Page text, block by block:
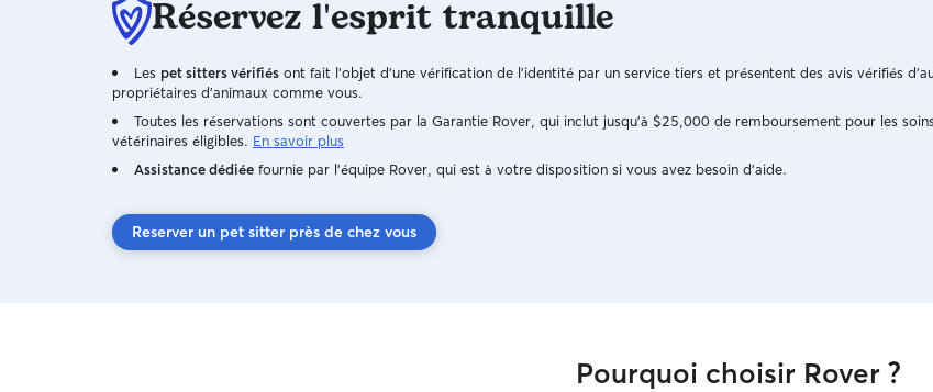
demandes. Maison de 120m². J'ai uniquement
des poules en enclos. Le jardin de 150m² est
épaisse.
les
je
Réservez l'esprit tranquille
Les pet sitters vérifiés ont fait l'objet d'une vérification de l'identité par un service tiers et présentent des avis vérifiés
propriétaires d'animaux comme vous.
Toutes les réservations sont couvertes par la Garantie Rover, qui inclut jusqu'à $25,000 de remboursement pour les soins
vétérinaires éligibles. En savoir plus
Assistance dédiée fournie par l'équipe Rover, qui est à votre disposition si vous avez besoin d'aide.
Reserver un pet sitter près de chez vous
Pourquoi choisir Rover ?